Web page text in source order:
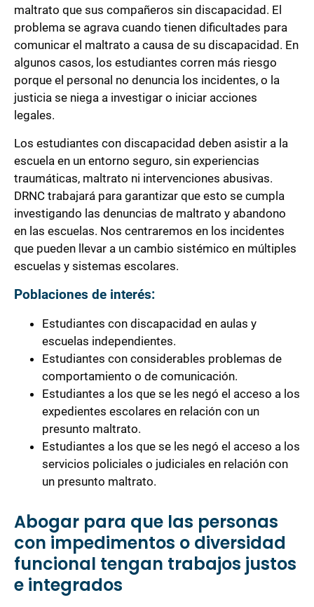
maltrato que sus compañeros sin discapacidad. El
problema se agrava cuando tienen dificultades para
comunicar el maltrato a causa de su discapacidad. En
algunos casos, los estudiantes corren más riesgo
porque el personal no denuncia los incidentes, o la
justicia se niega a investigar o iniciar acciones
legales.
Los estudiantes con discapacidad deben asistir a la
escuela en un entorno seguro, sin experiencias
traumáticas, maltrato ni intervenciones abusivas.
DRNC trabajará para garantizar que esto se cumpla
investigando las denuncias de maltrato y abandono
en las escuelas. Nos centraremos en los incidentes
que pueden llevar a un cambio sistémico en múltiples
escuelas y sistemas escolares.
Poblaciones de interés:
Estudiantes con discapacidad en aulas y
escuelas independientes.
Estudiantes con considerables problemas de
comportamiento o de comunicación.
Estudiantes a los que se les negó el acceso a los
expedientes escolares en relación con un
presunto maltrato.
Estudiantes a los que se les negó el acceso a los
servicios policiales o judiciales en relación con
un presunto maltrato.
Abogar para que las personas
con impedimentos o diversidad
funcional tengan trabajos justos
e integrados